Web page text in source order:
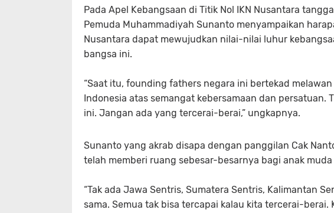
Pada Apel Kebangsaan di Titik Nol IKN Nusantara
Pemuda Muhammadiyah Sunanto menyampaikan
Nusantara dapat mewujudkan nilai-nilai luhur
bangsa ini.
“Saat itu, founding fathers negara ini bertekad
Indonesia atas semangat kebersamaan dan persatuan.
ini. Jangan ada yang tercerai-berai,” ungkapnya.
Sunanto yang akrab disapa dengan panggilan Cak
telah memberi ruang sebesar-besarnya bagi anak
“Tak ada Jawa Sentris, Sumatera Sentris, Kalimantan
sama. Semua tak bisa tercapai kalau kita tercerai-